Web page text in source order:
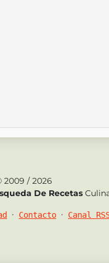
2009 / 2026
De Recetas
• Contacto • Canal